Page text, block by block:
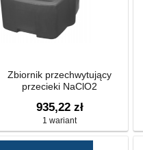
Zbiornik przechwytujący
przecieki NaClO2
935,22 zł
1 wariant